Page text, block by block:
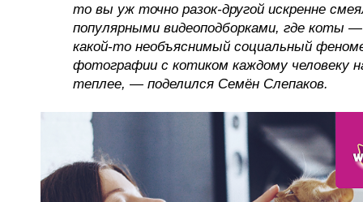
то вы уж точно разок-другой искренне
популярными видеоподборками, где коты —
какой-то необъяснимый социальный
фотографии с котиком каждому человеку
теплее, — поделился Семён Слепаков.